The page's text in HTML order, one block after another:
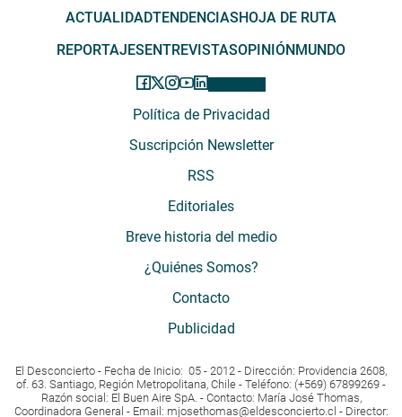
ACTUALIDADTENDENCIASHOJA DE RUTA
REPORTAJESENTREVISTASOPINIÓNMUNDO
Política de Privacidad
Suscripción Newsletter
RSS
Editoriales
Breve historia del medio
¿Quiénes Somos?
Contacto
Publicidad
El Desconcierto - Fecha de Inicio: 05 - 2012 - Dirección: Providencia 2608,
of. 63. Santiago, Región Metropolitana, Chile - Teléfono: (+569) 67899269 -
Razón social: El Buen Aire SpA. - Contacto: María José Thomas,
Coordinadora General - Email: mjosethomas@eldesconcierto.cl - Director: